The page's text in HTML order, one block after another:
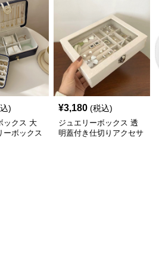
)
ックス 大
ーボックス
¥3,180 (税込)
ジュエリーボックス 透
明蓋付き仕切りアクセサ